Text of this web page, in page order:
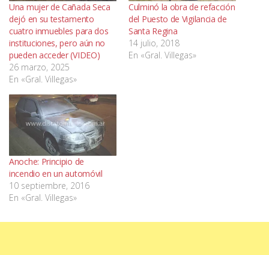
Una mujer de Cañada Seca
dejó en su testamento
cuatro inmuebles para dos
instituciones, pero aún no
pueden acceder (VIDEO)
26 marzo, 2025
En «Gral. Villegas»
Culminó la obra de refacción
del Puesto de Vigilancia de
Santa Regina
14 julio, 2018
En «Gral. Villegas»
Anoche: Principio de
incendio en un automóvil
10 septiembre, 2016
En «Gral. Villegas»